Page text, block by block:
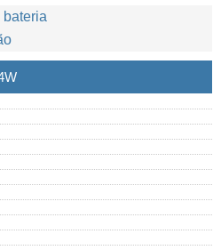
bateria